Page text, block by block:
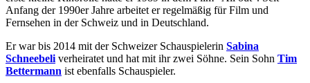
Anfang der 1990er Jahre arbeitet er regelmäßig für Film und
Fernsehen in der Schweiz und in Deutschland.
Er war bis 2014 mit der Schweizer Schauspielerin Sabina
Schneebeli verheiratet und hat mit ihr zwei Söhne. Sein Sohn Tim
Bettermann ist ebenfalls Schauspieler.